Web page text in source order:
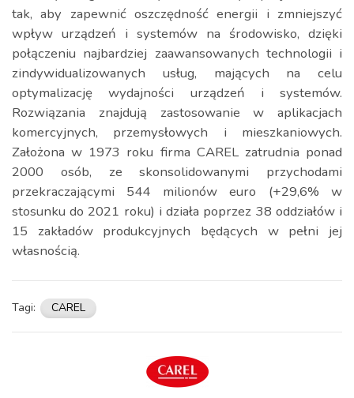
tak, aby zapewnić oszczędność energii i zmniejszyć
wpływ urządzeń i systemów na środowisko, dzięki
połączeniu najbardziej zaawansowanych technologii i
zindywidualizowanych usług, mających na celu
optymalizację wydajności urządzeń i systemów.
Rozwiązania znajdują zastosowanie w aplikacjach
komercyjnych, przemysłowych i mieszkaniowych.
Założonaw 1973 roku firma CAREL zatrudnia ponad
2000 osób, ze skonsolidowanymi przychodami
przekraczającymi 544 milionów euro (+29,6% w
stosunku do 2021 roku) i działa poprzez 38 oddziałów i
15 zakładów produkcyjnych będących w pełni jej
własnością.
Tagi: CAREL